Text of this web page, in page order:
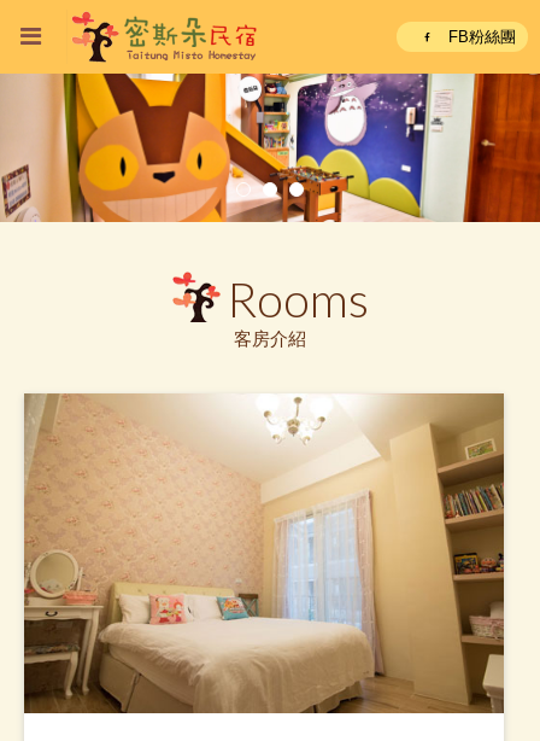
FB粉絲團
Rooms
客房介紹